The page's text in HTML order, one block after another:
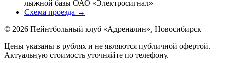
лыжной базы ОАО «Электросигнал»
Схема проезда →
© 2026 Пейнтбольный клуб «Адреналин», Новосибирск
Цены указаны в рублях и не являются публичной офертой.
Актуальную стоимость уточняйте по телефону.